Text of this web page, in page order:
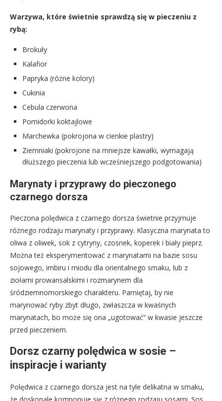
Warzywa, które świetnie sprawdzą się w pieczeniu z
rybą:
Brokuły
Kalafior
Papryka (różne kolory)
Cukinia
Cebula czerwona
Pomidorki koktajlowe
Marchewka (pokrojona w cienkie plastry)
Ziemniaki (pokrojone na mniejsze kawałki, wymagają
dłuższego pieczenia lub wcześniejszego podgotowania)
Marynaty i przyprawy do pieczonego
czarnego dorsza
Pieczona polędwica z czarnego dorsza świetnie przyjmuje
różnego rodzaju marynaty i przyprawy. Klasyczna marynata to
oliwa z oliwek, sok z cytryny, czosnek, koperek i biały pieprz.
Można też eksperymentować z marynatami na bazie sosu
sojowego, imbiru i miodu dla orientalnego smaku, lub z
ziołami prowansalskimi i rozmarynem dla
śródziemnomorskiego charakteru. Pamiętaj, by nie
marynować ryby zbyt długo, zwłaszcza w kwaśnych
marynatach, bo może się ona „ugotować” w kwasie jeszcze
przed pieczeniem.
Dorsz czarny polędwica w sosie –
inspiracje i warianty
Polędwica z czarnego dorsza jest na tyle delikatna w smaku,